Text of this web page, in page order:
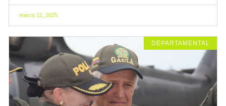
marzo 12, 2025
DEPARTAMENTAL